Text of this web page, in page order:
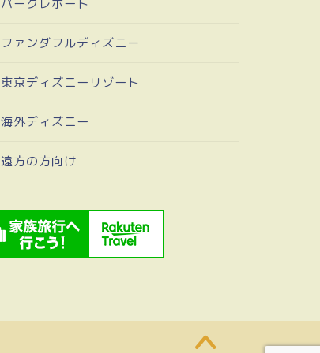
パークレポート
ファンダフルディズニー
東京ディズニーリゾート
海外ディズニー
遠方の方向け